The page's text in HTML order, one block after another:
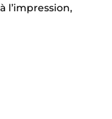
l’impression,